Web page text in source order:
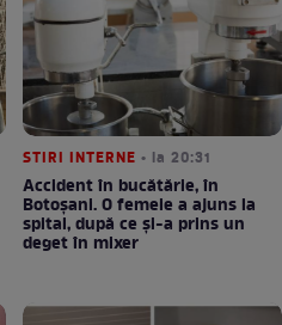
STIRI INTERNE • la 20:31
Accident în bucătărie, în
Botoșani. O femeie a ajuns la
spital, după ce și-a prins un
deget în mixer